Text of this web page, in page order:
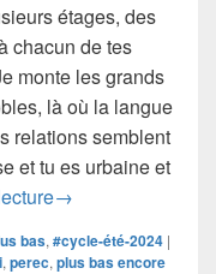
étages, des
chacun de tes
monte les grands
là où la langue
relations semblent
et tu es urbaine et
#anthologie #23 |
→
bas, #cycle-été-2024 |
, perec, plus bas encore